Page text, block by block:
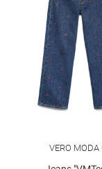
VERO MODA